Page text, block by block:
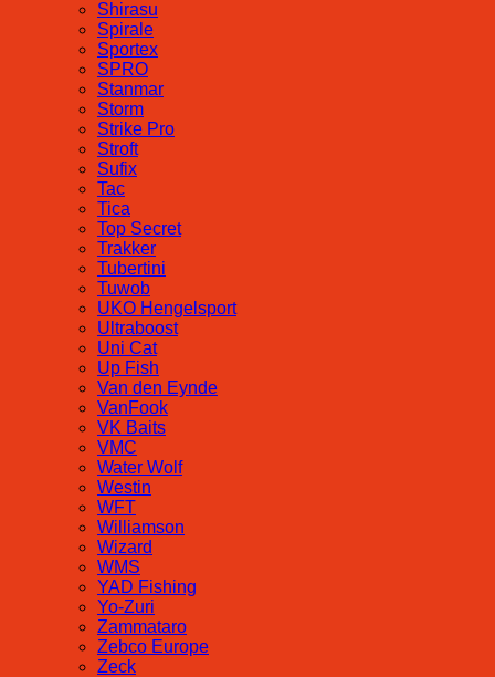
Shirasu
Spirale
Sportex
SPRO
Stanmar
Storm
Strike Pro
Stroft
Sufix
Tac
Tica
Top Secret
Trakker
Tubertini
Tuwob
UKO Hengelsport
Ultraboost
Uni Cat
Up Fish
Van den Eynde
VanFook
VK Baits
VMC
Water Wolf
Westin
WFT
Williamson
Wizard
WMS
YAD Fishing
Yo-Zuri
Zammataro
Zebco Europe
Zeck